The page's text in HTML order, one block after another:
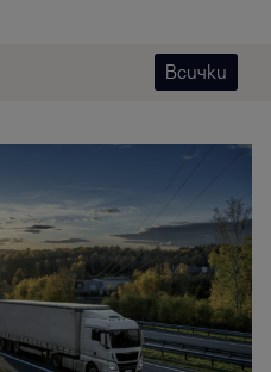
Всички